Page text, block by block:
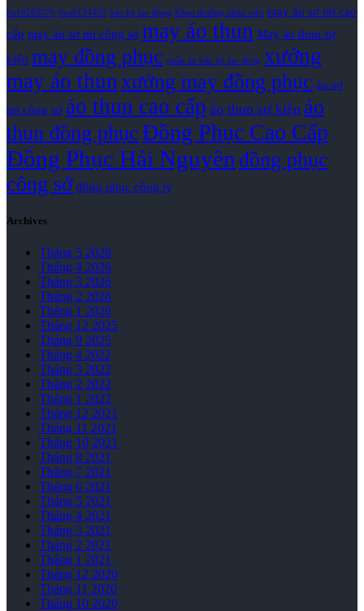
0x16283070 0xa6134405 bảo hộ lao động Khen thưởng nhân viên may áo sơ mi cao
cấp may áo sơ mi công sở may áo thun May áo thun sự
kiện may đồng phục quần áo bảo hộ lao động xưởng
may áo thun xưởng may đồng phục áo sơ
mi công sở áo thun cao cấp áo thun sự kiện áo
thun đồng phụcĐồng Phục Cao Cấp
Đồng Phục Hải Nguyên đồng phục
công sở đồng phục công ty
Archives
Tháng 5 2026
Tháng 4 2026
Tháng 3 2026
Tháng 2 2026
Tháng 1 2026
Tháng 12 2025
Tháng 9 2025
Tháng 4 2022
Tháng 3 2022
Tháng 2 2022
Tháng 1 2022
Tháng 12 2021
Tháng 11 2021
Tháng 10 2021
Tháng 8 2021
Tháng 7 2021
Tháng 6 2021
Tháng 5 2021
Tháng 4 2021
Tháng 3 2021
Tháng 2 2021
Tháng 1 2021
Tháng 12 2020
Tháng 11 2020
Tháng 10 2020